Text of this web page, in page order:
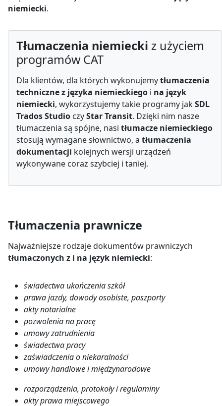
niemiecki.
Tłumaczenia niemiecki z użyciem
programów CAT
Dla klientów, dla których wykonujemytłumaczenia
techniczne z języka niemieckiego i na język
niemiecki, wykorzystujemy takie programy jakSDL
Trados Studio czyStar Transit. Dzięki nim nasze
tłumaczenia są spójne, nasi tłumacze niemieckiego
stosują wymagane słownictwo, a tłumaczenia
dokumentacji kolejnych wersji urządzeń
wykonywane coraz szybciej i taniej.
Tłumaczenia prawnicze
Najważniejsze rodzaje dokumentów prawniczych
tłumaczonych z i na język niemiecki:
świadectwa ukończenia szkół
prawa jazdy, dowody osobiste, paszporty
akty notarialne
pozwolenia na pracę
umowy zatrudnienia
świadectwa pracy
zaświadczenia o niekaralności
umowy handlowe i międzynarodowe
rozporządzenia, protokoły i regulaminy
akty prawa miejscowego